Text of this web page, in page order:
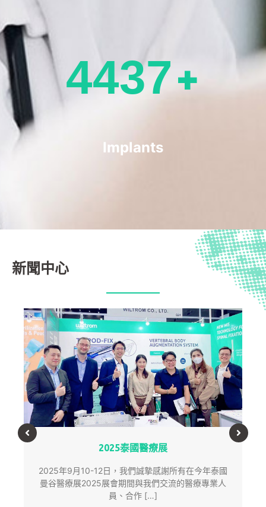
5477+
Implants
新聞中心
2025泰國醫療展
2025年9月10-12日，我們誠摯感謝所有在今年泰國
曼谷醫療展2025展會期間與我們交流的醫療專業人
員、合作 […]